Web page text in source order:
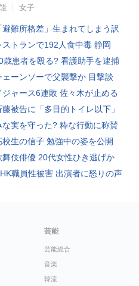
女子
避難所格差」生まれてしまう訳
ストランで192人食中毒 静岡
歳患者を殴る? 看護助手を逮捕
ェーンソーで父襲撃か 目撃談
ジャース6連敗 佐々木が止める
藤被告に「多目的トイレ以下」
な実を守った? 粋な行動に称賛
校生の信子 勉強中の姿を公開
舞伎俳優 20代女性ひき逃げか
職員性被害 出演者に怒りの声
芸能
芸能総合
音楽
韓流